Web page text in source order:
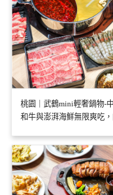
桃園｜武鶴mini輕奢鍋物-
和牛與澎湃海鮮無限爽吃